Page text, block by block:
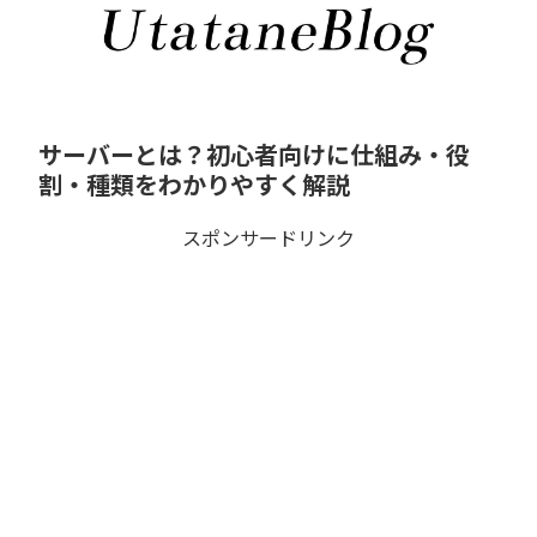
サーバーとは？初心者向けに仕組み・役
割・種類をわかりやすく解説
スポンサードリンク